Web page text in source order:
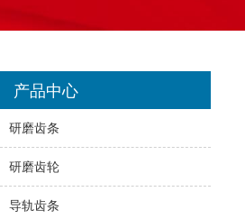
产品中心
研磨齿条
研磨齿轮
导轨齿条